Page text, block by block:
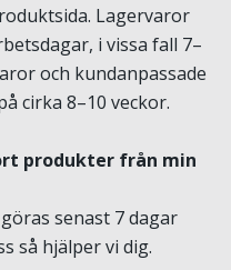
Lagervaror
i vissa fall 7–
och kundanpassade
cirka 8–10 veckor.
produkter från min
senast 7 dagar
så hjälper vi dig.